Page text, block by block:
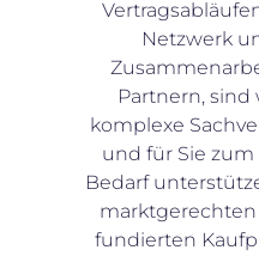
Netzwerk
Partnern, sind
komplexe
und für Sie
Bedarf
fundierten